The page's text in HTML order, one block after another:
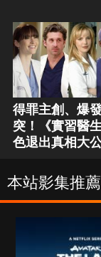
得罪主創、爆
突！《實習醫
色退出真相大
本站影集推薦